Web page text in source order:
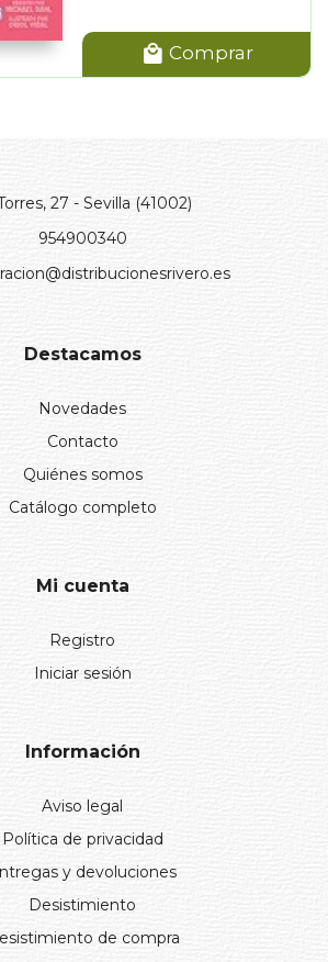
Comprar
27 - Sevilla (41002)
954900340
Destacamos
Novedades
Contacto
Quiénes somos
Catálogo completo
Mi cuenta
Registro
Iniciar sesión
Información
Aviso legal
Política de privacidad
y devoluciones
Desistimiento
de compra